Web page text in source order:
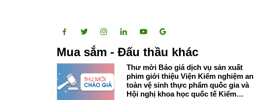
Mua sắm - Đấu thầu khác
Thư mời Báo giá dịch vụ sản xuất
phim giới thiệu Viện Kiểm nghiệm an
toàn vệ sinh thực phẩm quốc gia và
Hội nghị khoa học quốc tế Kiểm